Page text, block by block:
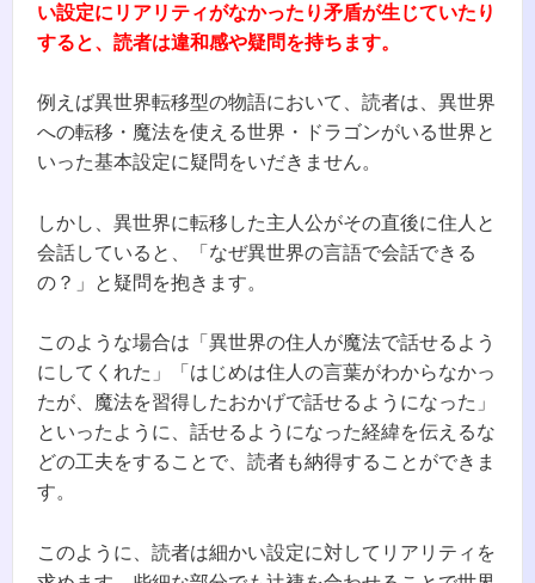
い設定にリアリティがなかったり矛盾が生じていたり
すると、読者は違和感や疑問を持ちます。
例えば異世界転移型の物語において、読者は、異世界
への転移・魔法を使える世界・ドラゴンがいる世界と
いった基本設定に疑問をいだきません。
しかし、異世界に転移した主人公がその直後に住人と
会話していると、「なぜ異世界の言語で会話できる
の？」と疑問を抱きます。
このような場合は「異世界の住人が魔法で話せるよう
にしてくれた」「はじめは住人の言葉がわからなかっ
たが、魔法を習得したおかげで話せるようになった」
といったように、話せるようになった経緯を伝えるな
どの工夫をすることで、読者も納得することができま
す。
このように、読者は細かい設定に対してリアリティを